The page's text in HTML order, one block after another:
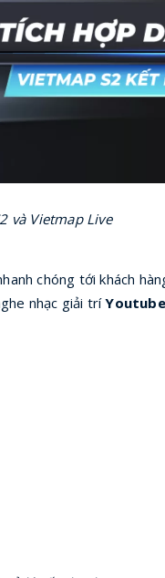
và Vietmap Live
chóng tới khách
nhạc giải tríYoutube